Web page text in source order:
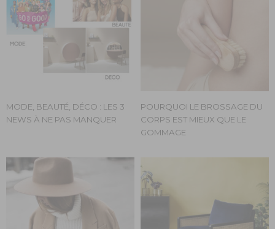
MODE, BEAUTÉ, DÉCO : LES 3
NEWS À NE PAS MANQUER
POURQUOI LE BROSSAGE DU
CORPS EST MIEUX QUE LE
GOMMAGE